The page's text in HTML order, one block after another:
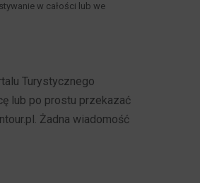
w całości lub we
Turystycznego
lub po prostu przekazać
Żadna wiadomość